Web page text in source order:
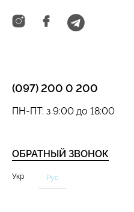
(097) 200 0 200
ОБРАТНЫЙ ЗВОНОК
ПН-ПТ: з 9:00 до 18:00
Укр Рус
Велосипедки с пуш-ап
эффектом бесшовные